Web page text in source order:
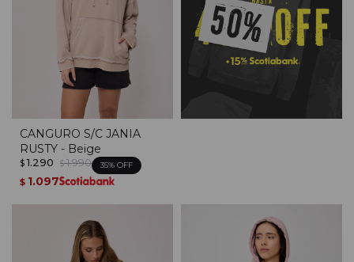
CANGURO S/C JANIA
RUSTY - Beige
$ 1.290 $ 1.990 35
$ 1.097